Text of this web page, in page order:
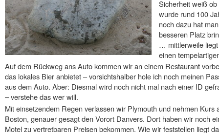
Sicherheit weiß
wurde rund 100
noch dazu hat
besseren Platz
… mittlerweile liegt
einen
Auf dem Rückweg ans Auto kommen wir an einem Restaurant
das lokales Bier anbietet – vorsichtshalber hole ich noch meinen
aus dem Auto. Aber: Diesmal wird noch nicht mal nach einer ID
– verstehe das wer will.
Mit einsetzendem Regen verlassen wir Plymouth und nehmen Kurs
Boston, genauer gesagt den Vorort Danvers. Dort haben wir noch
Motel zu vertretbaren Preisen bekommen. Wie wir feststellen liegt